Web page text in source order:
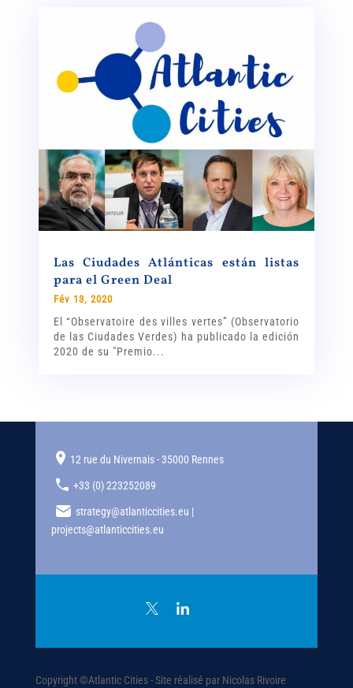
Las Ciudades Atlánticas están listas
para el Green Deal
Fév 13, 2020
El “Observatoire des villes vertes” (Observatorio
de las Ciudades Verdes) ha publicado la edición
2020 de su "Premio...
12 rue du Nivernais - 35000 Rennes
+33 (0) 223252089
strategy@atlanticcities.eu |
projects@atlanticcities.eu
Copyright ©Atlantic Cities - Site réalisé par Nicolas Rivoire